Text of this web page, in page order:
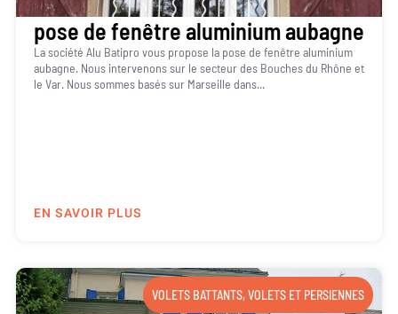
pose de fenêtre aluminium aubagne
La société Alu Batipro vous propose la pose de fenêtre aluminium
aubagne. Nous intervenons sur le secteur des Bouches du Rhône et
le Var. Nous sommes basés sur Marseille dans...
EN SAVOIR PLUS
VOLETS BATTANTS,VOLETS ET PERSIENNES